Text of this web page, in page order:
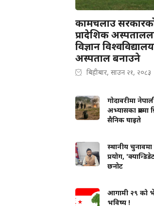
कामचलाउ
प्रादेशिक
विज्ञान
अस्पताल बनाउने
बिहीबार, साउन २१, २०८३
गोदावरीमा
अभ्यासका क्रममा
सैनिक घाइते
स्थानीय चुनावमा
प्रयोग,
छनोट
आगामी २९ को
भविष्य !